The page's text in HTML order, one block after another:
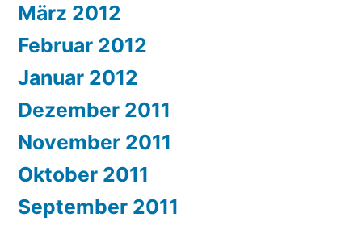
März 2012
Februar 2012
Januar 2012
Dezember 2011
November 2011
Oktober 2011
September 2011